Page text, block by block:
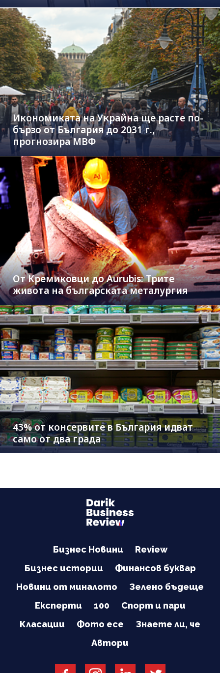
Икономиката на Украйна ще расте по-
бързо от България до 2031 г.,
прогнозира МВФ
От Кремиковци до Aurubis: Трите
живота на българската металургия
43% от консервите в България идват
само от два града
Бизнес Новини
Review
Бизнес истории
Финансов буквар
Новини от миналото
Зелено бъдеще
Експерти
100
Спорт и пари
Класации
Фото есе
Знаете ли, че
Автори